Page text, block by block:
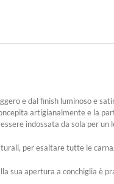
e dal finish luminoso e
artigianalmente e la
indossata da sola per
per esaltare tutte le
sua apertura a conchiglia è